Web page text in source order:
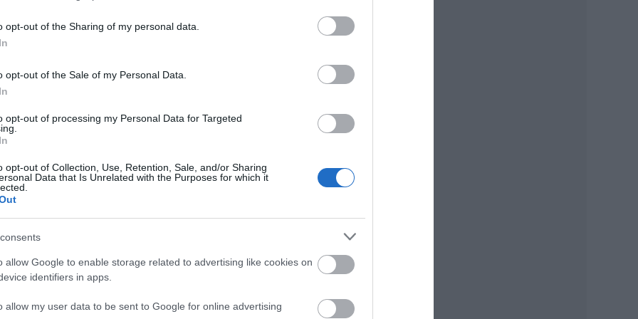
opt-out of the Sharing of my personal data.
opt-out of the Sale of my Personal Data.
opt-out of processing my Personal Data for Targeted
opt-out of Collection, Use, Retention, Sale, and/or Sharing
Data that Is Unrelated with the Purposes for which it
allow Google to enable storage related to advertising like cookies on
identifiers in apps.
allow my user data to be sent to Google for online advertising
fordulatot hoz a kilőtt golyó. Kamilla és Etelka
majd elkezdődik kettejük fausti kálváriája,
zajlik, szinte olyan, mintha két külön darab volna,
elgondolkodtató előadásba, amelyben a
- mondta Kiss József.